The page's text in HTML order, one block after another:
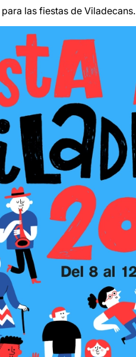
las fiestas de Viladecans.